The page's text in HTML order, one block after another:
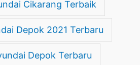
Cikarang Terbaik
Depok 2021 Terbaru
Depok Terbaru